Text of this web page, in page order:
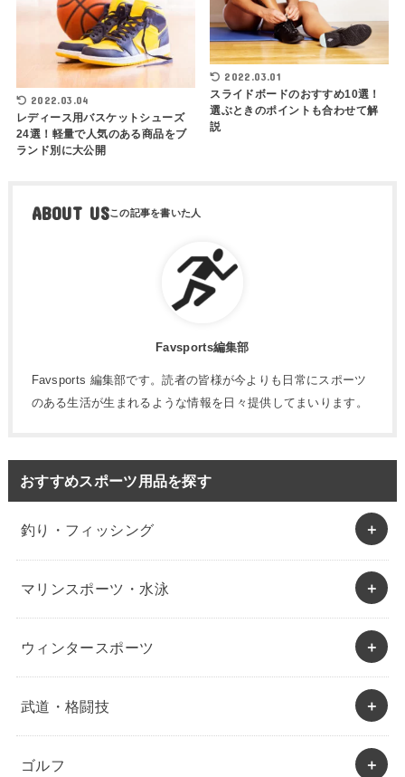
2022.03.04
レディース用バスケットシューズ
24選！軽量で人気のある商品をブ
ランド別に大公開
2022.03.01
スライドボードのおすすめ10選！
選ぶときのポイントも合わせて解
説
ABOUT US
Favsports編集部
Favsports 編集部です。読者の皆様が今よりも日常にスポーツ
のある生活が生まれるような情報を日々提供してまいります。
おすすめスポーツ用品を探す
釣り・フィッシング
マリンスポーツ・水泳
ウィンタースポーツ
武道・格闘技
ゴルフ